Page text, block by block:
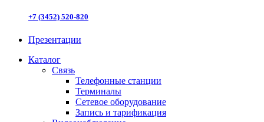
+7 (3452) 520-820
Презентации
Каталог
Связь
Телефонные станции
Терминалы
Сетевое оборудование
Запись и тарификация